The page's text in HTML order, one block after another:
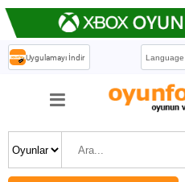
Uygulamayı İndir